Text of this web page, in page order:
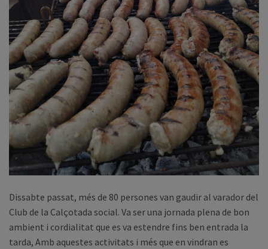
Dissabte passat, més de 80 persones van gaudir al varador del
Club de la Calçotada social. Va ser una jornada plena de bon
ambient i cordialitat que es va estendre fins ben entrada la
tarda, Amb aquestes activitats i més que en vindran es